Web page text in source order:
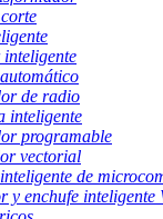
de radio
inteligente
programable
vectorial
de
y enchufe inteligente